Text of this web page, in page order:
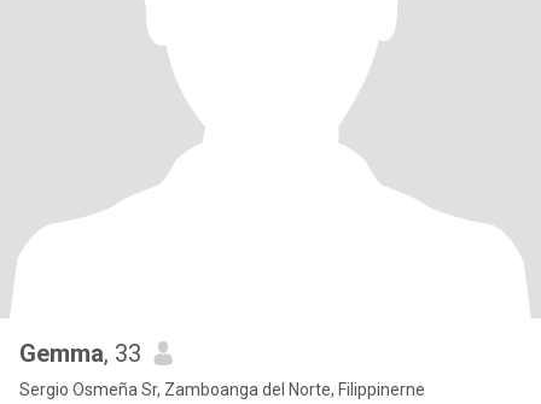
Gemma, 33
Sergio Osmeña Sr, Zamboanga del Norte, Filippinerne